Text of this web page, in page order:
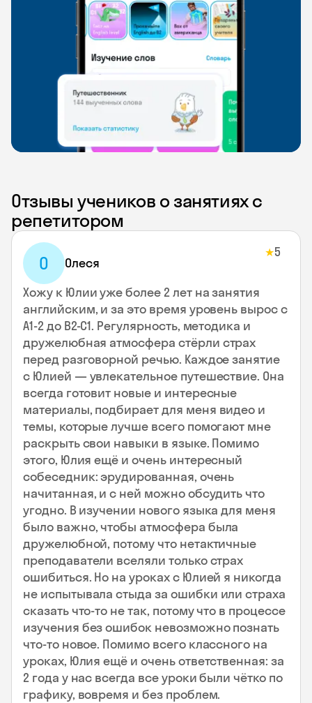
Отзывы учеников о занятиях с
репетитором
О Олеся
★5
Хожу к Юлии уже более 2 лет на занятия
английским, и за это время уровень вырос с
А1-2 до В2-С1. Регулярность, методика и
дружелюбная атмосфера стёрли страх
перед разговорной речью. Каждое занятие
с Юлией — увлекательное путешествие. Она
всегда готовит новые и интересные
материалы, подбирает для меня видео и
темы, которые лучше всего помогают мне
раскрыть свои навыки в языке. Помимо
этого, Юлия ещё и очень интересный
собеседник: эрудированная, очень
начитанная, и с ней можно обсудить что
угодно. В изучении нового языка для меня
было важно, чтобы атмосфера была
дружелюбной, потому что нетактичные
преподаватели вселяли только страх
ошибиться. Но на уроках с Юлией я никогда
не испытывала стыда за ошибки или страха
сказать что-то не так, потому что в процессе
изучения без ошибок невозможно познать
что-то новое. Помимо всего классного на
уроках, Юлия ещё и очень ответственная: за
2 года у нас всегда все уроки были чётко по
графику, вовремя и без проблем.